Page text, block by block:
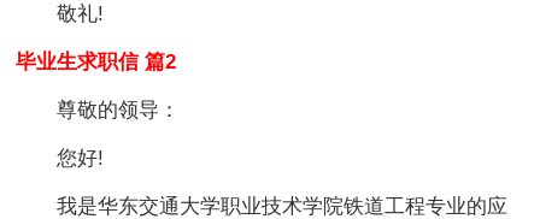
敬礼!
毕业生求职信 篇2
尊敬的领导：
您好!
我是华东交通大学职业技术学院铁道工程专业的应